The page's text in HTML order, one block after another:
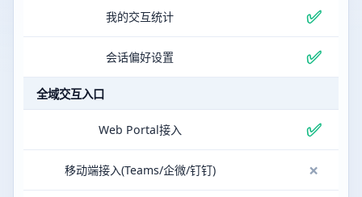
我的交互统计 ✅
会话偏好设置 ✅
全域交互入口
Web Portal接入 ✅
移动端接入(Teams/企微/钉钉) ×